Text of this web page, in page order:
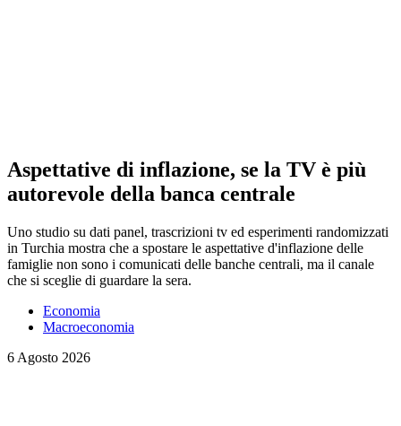
Aspettative di inflazione, se la TV è più
autorevole della banca centrale
Uno studio su dati panel, trascrizioni tv ed esperimenti randomizzati
in Turchia mostra che a spostare le aspettative d'inflazione delle
famiglie non sono i comunicati delle banche centrali, ma il canale
che si sceglie di guardare la sera.
Economia
Macroeconomia
6 Agosto 2026